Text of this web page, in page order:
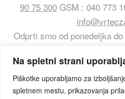
Na spletni strani
Piškotke uporabljamo za
spletnem mestu, prikazovanja
90 75 300 GSM.: 040 773
Odprti smo od ponedeljka